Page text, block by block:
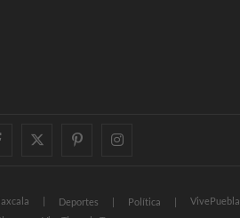
facebooktwitter
pinterestinstagram
Deportes Política VivePuebla